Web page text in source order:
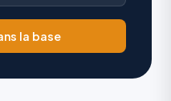
la base